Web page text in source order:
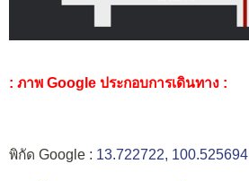
: ภาพ Google ประกอบการเดินทาง :
พิกัด Google : 13.722722, 100.525694